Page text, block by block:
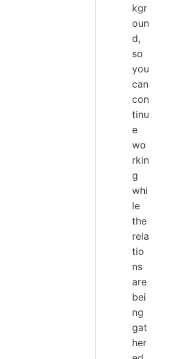
kgr
oun
d,
so
you
can
con
tinu
e
wo
rkin
g
whi
le
the
rela
tio
ns
are
bei
ng
gat
her